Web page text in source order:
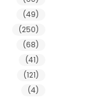
(49)
(250)
(68)
(41)
(121)
(4)